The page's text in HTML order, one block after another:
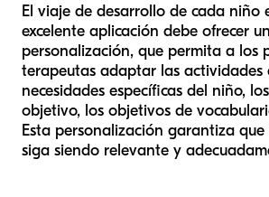
El viaje de desarrollo de cada niño
excelente aplicación debe ofrecer
personalización, que permita a los
terapeutas adaptar las actividades
necesidades específicas del niño,
objetivo, los objetivos de
Esta personalización garantiza
siga siendo relevante y